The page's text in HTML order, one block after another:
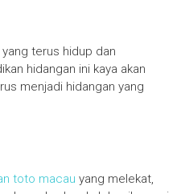
terus hidup dan
hidangan ini kaya akan
menjadi hidangan yang
toto macau yang melekat,